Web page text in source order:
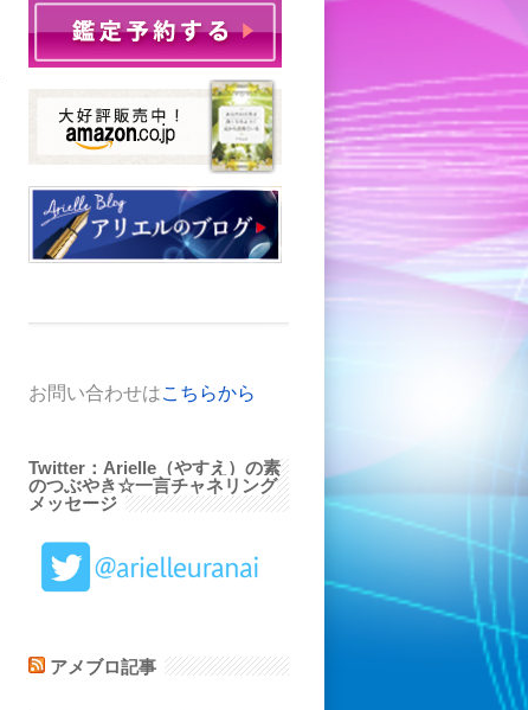
お問い合わせはこちらから
Twitter：Arielle（やすえ）の素
のつぶやき☆一言チャネリング
メッセージ
アメブロ記事